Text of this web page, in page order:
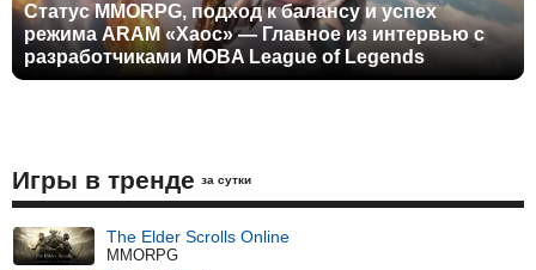
Статус MMORPG, подход к балансу и успех
режима ARAM «Хаос» — Главное из интервью с
разработчиками MOBA League of Legends
Игры в тренде за сутки
The Elder Scrolls Online
MMORPG